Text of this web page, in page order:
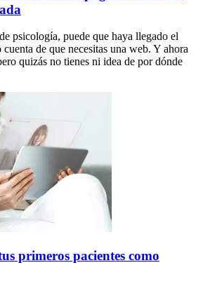
psicología, puede que haya llegado el
de que necesitas una web. Y ahora
quizás no tienes ni idea de por dónde
primeros pacientes como